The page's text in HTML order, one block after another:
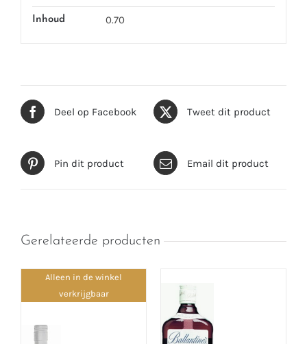
Inhoud 0.70
Deel op Facebook Tweet dit product
Pin dit product Email dit product
Gerelateerde producten
Alleen in de winkel
verkrijgbaar